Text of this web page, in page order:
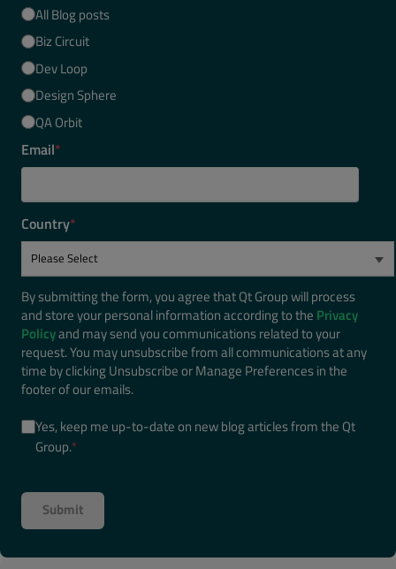
All Blog posts
Biz Circuit
Dev Loop
Design Sphere
QA Orbit
Email*
Country*
By submitting the form, you agree that Qt Group will process
and store your personal information according to the Privacy
Policyand may send you communications related to your
request. You may unsubscribe from all communications at any
time by clicking Unsubscribe or Manage Preferences in the
footer of our emails.
Yes, keep me up-to-date on new blog articles from the Qt
Group.*